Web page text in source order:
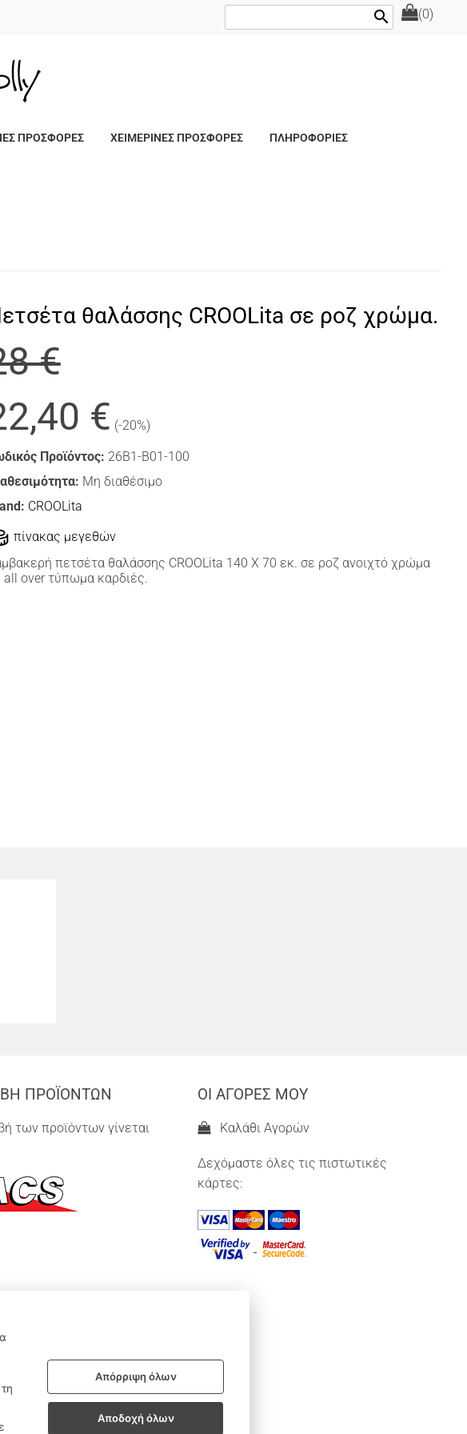
(0)
search
ΠΡΟΣΦΟΡΕΣ ΧΕΙΜΕΡΙΝΕΣ ΠΡΟΣΦΟΡΕΣ ΠΛΗΡΟΦΟΡΙΕΣ
θαλάσσης CROOLita σε ροζ χρώμα.
€
€ (-20%)
Προϊόντος: 26B1-B01-100
Μη διαθέσιμο
CROOLita
πίνακας μεγεθών
πετσέτα θαλάσσης CROOLita 140 Χ 70 εκ. σε ροζ ανοιχτό χρώμα
all over τύπωμα καρδιές.
ΠΡΟΪΟΝΤΩΝ
των προϊόντων γίνεται
ΟΙ ΑΓΟΡΕΣ ΜΟΥ
Καλάθι Αγορών
Δεχόμαστε όλες τις πιστωτικές
κάρτες:
Απόρριψη όλων
Αποδοχή όλων